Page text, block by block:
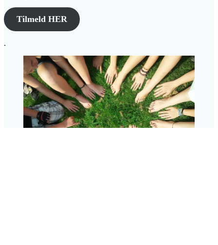
Tilmeld HER
.